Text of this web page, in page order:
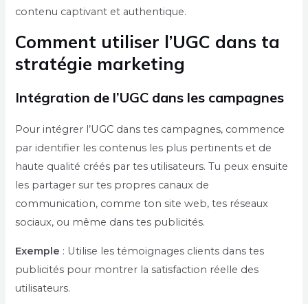
contenu captivant et authentique.
Comment utiliser l’UGC dans ta
stratégie marketing
Intégration de l’UGC dans les campagnes
Pour intégrer l’UGC dans tes campagnes, commence
par identifier les contenus les plus pertinents et de
haute qualité créés par tes utilisateurs. Tu peux ensuite
les partager sur tes propres canaux de
communication, comme ton site web, tes réseaux
sociaux, ou même dans tes publicités.
Exemple : Utilise les témoignages clients dans tes
publicités pour montrer la satisfaction réelle des
utilisateurs.